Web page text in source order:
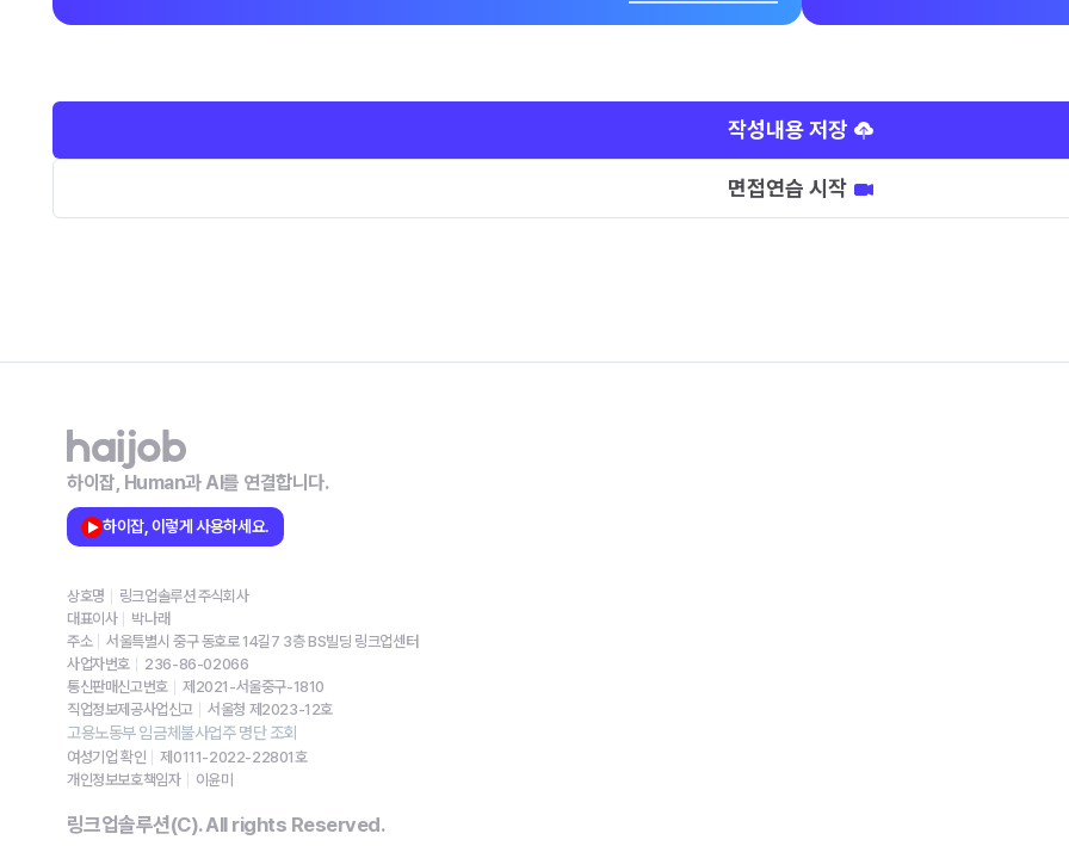
작성내용 저장
면접연습 시작
하이잡, Human과 AI를 연결합니다.
하이잡, 이렇게 사용하세요.
상호명
링크업솔루션 주식회사
대표이사
박나래
주소
서울특별시 중구 동호로 14길7 3층 BS빌딩 링크업센터
사업자번호
236-86-02066
통신판매신고번호
제2021-서울중구-1810
직업정보제공사업신고
서울청 제2023-12호
고용노동부 임금체불사업주 명단 조회
여성기업 확인
제0111-2022-22801호
개인정보보호책임자
이윤미
링크업솔루션(C). All rights Reserved.